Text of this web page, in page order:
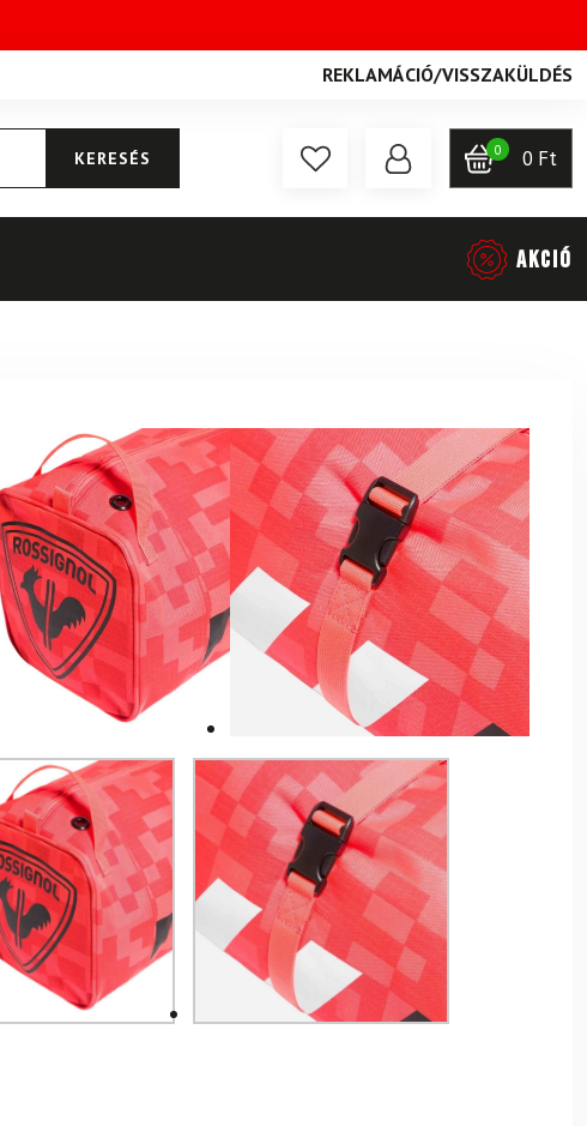
REKLAMÁCIÓ/VISSZAKÜLDÉS
KERESÉS 0 0 Ft
AKCIÓ